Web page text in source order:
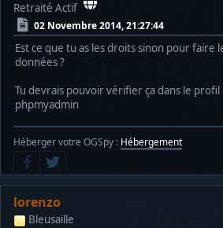
Retraité Actif
02 Novembre 2014, 21:27:44
Est ce que tu as les droits sinon pour faire
données ?
Tu devrais pouvoir vérifier ça dans le
phpmyadmin
Héberger votre OGSpy : Hébergement
lorenzo
Bleusaille